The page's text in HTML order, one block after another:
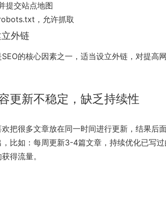
提交站点地图
，允许抓取
外链
的核心因素之一，适当设立外链，对提高
更新不稳定，缺乏持续性
把很多文章放在同一时间进行更新，结果后
比如：每周更新3-4篇文章，持续优化已写过
得流量。